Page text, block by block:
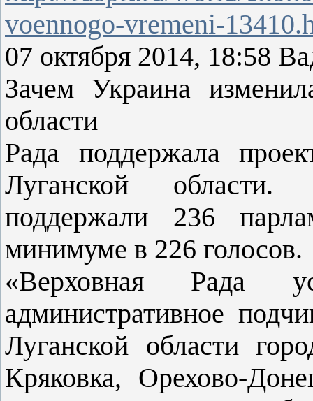
voennogo-vremeni-
07 октября 2014, 18:58
Зачем Украина
области
Рада поддержала
Луганской области.
поддержали 236
минимуме в 226 голосов.
«Верховная Рада
административное
Луганской области
Кряковка, Орехово-